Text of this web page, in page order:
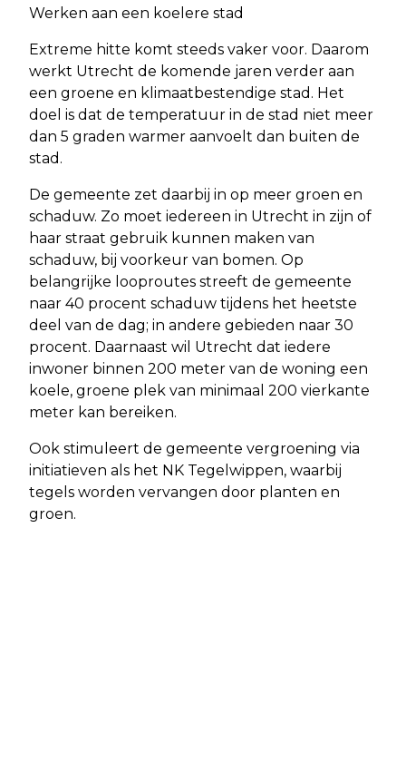
Werken aan een koelere stad
Extreme hitte komt steeds vaker voor. Daarom
werkt Utrecht de komende jaren verder aan
een groene en klimaatbestendige stad. Het
doel is dat de temperatuur in de stad niet meer
dan 5 graden warmer aanvoelt dan buiten de
stad.
De gemeente zet daarbij in op meer groen en
schaduw. Zo moet iedereen in Utrecht in zijn of
haar straat gebruik kunnen maken van
schaduw, bij voorkeur van bomen. Op
belangrijke looproutes streeft de gemeente
naar 40 procent schaduw tijdens het heetste
deel van de dag; in andere gebieden naar 30
procent. Daarnaast wil Utrecht dat iedere
inwoner binnen 200 meter van de woning een
koele, groene plek van minimaal 200 vierkante
meter kan bereiken.
Ook stimuleert de gemeente vergroening via
initiatieven als het NK Tegelwippen, waarbij
tegels worden vervangen door planten en
groen.